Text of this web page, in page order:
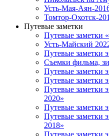
Усть-Мая-Аян-
Томтор-Охотск-
Путевые заметки
Путевые заметки
Усть-Майский
Путевые заметки
Съемки фильма,
Путевые заметки
Путевые заметки
Путевые заметки
2020»
Путевые заметки
Путевые заметки
2018»
Путевые заметки